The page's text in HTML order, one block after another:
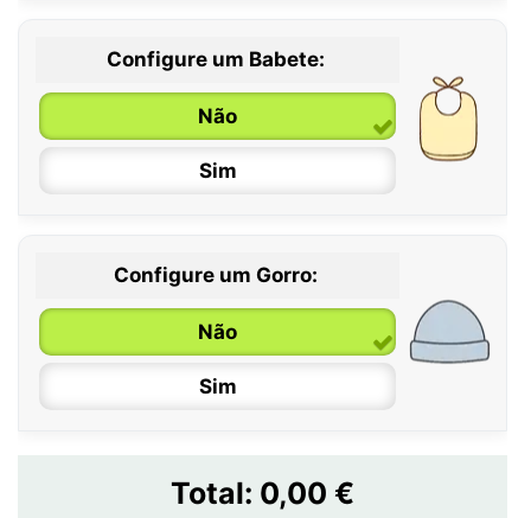
Configure um Babete:
Não
Sim
Configure um Gorro:
Não
Sim
Total: 0,00 €